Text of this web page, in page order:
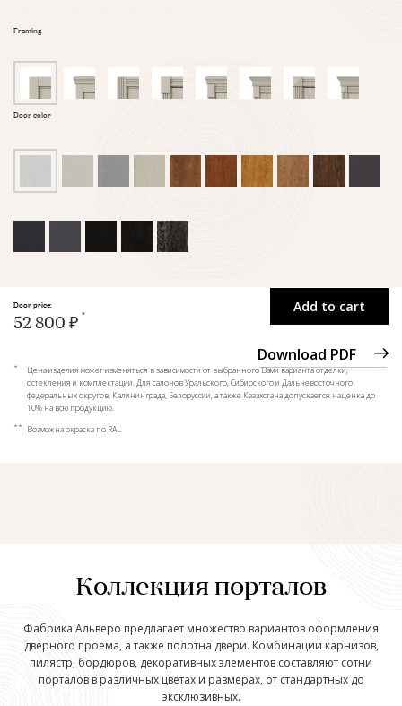
Framing
Door color
Add to cart
Download PDF
Door price:
52 800 ₽
*
Цена изделия может изменяться в зависимости от выбранного Вами варианта отделки,
остекления и комплектации. Для салонов Уральского, Сибирского и Дальневосточного
федеральных округов, Калининграда, Белоруссии, а также Казахстана допускается наценка до
10% на всю продукцию.
** Возможна окраска по RAL
Коллекция порталов
Фабрика Альверо предлагает множество вариантов оформления
дверного проема, а также полотна двери. Комбинации карнизов,
пилястр, бордюров, декоративных элементов составляют сотни
порталов в различных цветах и размерах, от стандартных до
эксклюзивных.